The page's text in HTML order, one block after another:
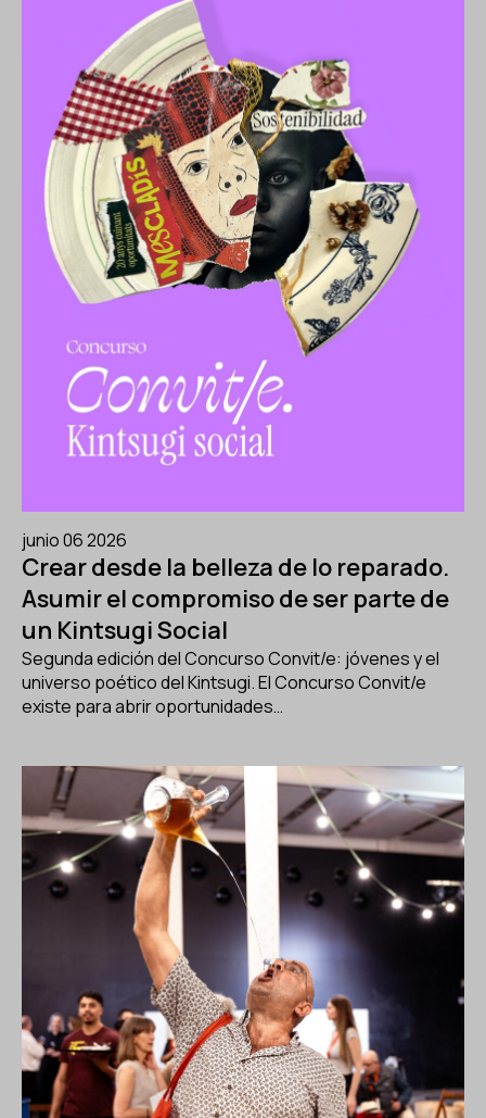
junio 06 2026
Crear desde la belleza de lo reparado.
Asumir el compromiso de ser parte de
un Kintsugi Social
Segunda edición del Concurso Convit/e: jóvenes y el
universo poético del Kintsugi. El Concurso Convit/e
existe para abrir oportunidades…